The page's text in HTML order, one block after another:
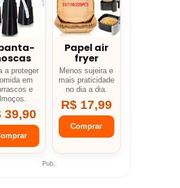
a proteger
em
e
39,90
Papel air
fryer
Menos sujeira e
mais praticidade
no dia a dia.
R$ 17,99
Comprar
Pub.